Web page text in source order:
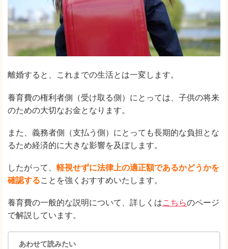
離婚すると、これまでの生活とは一変します。
養育費の権利者側（受け取る側）にとっては、子供の将来
のための大切なお金となります。
また、義務者側（支払う側）にとっても長期的な負担とな
るため経済的に大きな影響を及ぼします。
したがって、 軽視せずに法律上の適正額であるかどうかを
確認することを強くおすすめいたします。
養育費の一般的な説明について、詳しくはこちらのページ
で解説しています。
あわせて読みたい